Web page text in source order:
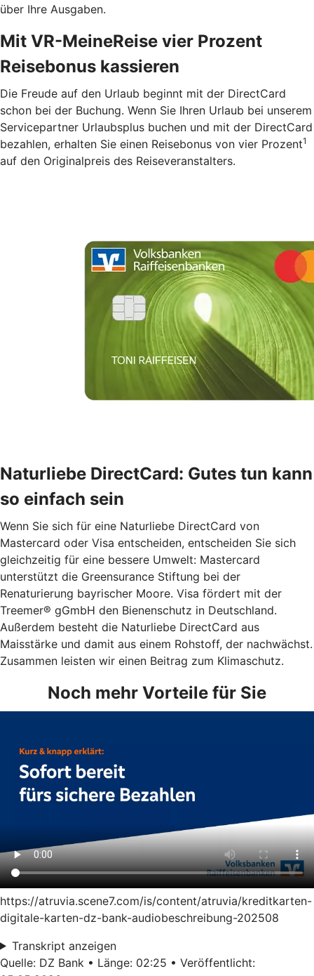
über Ihre Ausgaben.
Mit VR-MeineReise vier Prozent
Reisebonus kassieren
Die Freude auf den Urlaub beginnt mit der DirectCard
schon bei der Buchung. Wenn Sie Ihren Urlaub bei unserem
Servicepartner Urlaubsplus buchen und mit der DirectCard
bezahlen, erhalten Sie einen Reisebonus von vier Prozent1
auf den Originalpreis des Reiseveranstalters.
Naturliebe DirectCard: Gutes tun kann
so einfach sein
Wenn Sie sich für eine Naturliebe DirectCard von
Mastercard oder Visa entscheiden, entscheiden Sie sich
gleichzeitig für eine bessere Umwelt: Mastercard
unterstützt die Greensurance Stiftung bei der
Renaturierung bayrischer Moore. Visa fördert mit der
Treemer® gGmbH den Bienenschutz in Deutschland.
Außerdem besteht die Naturliebe DirectCard aus
Maisstärke und damit aus einem Rohstoff, der nachwächst.
Zusammen leisten wir einen Beitrag zum Klimaschutz.
Noch mehr Vorteile für Sie
https://atruvia.scene7.com/is/content/atruvia/kreditkarten-
digitale-karten-dz-bank-audiobeschreibung-202508
Transkript anzeigen
Quelle: DZ Bank • Länge: 02:25 • Veröffentlicht: